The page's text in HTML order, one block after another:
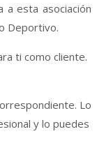
a esta asociación
Deportivo.
ti como cliente.
Lo
y lo puedes